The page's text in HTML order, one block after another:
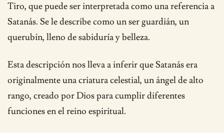
Tiro, que puede ser interpretada como una referencia a
Satanás. Se le describe como un ser guardián, un
querubín, lleno de sabiduría y belleza.
Esta descripción nos lleva a inferir que Satanás era
originalmente una criatura celestial, un ángel de alto
rango, creado por Dios para cumplir diferentes
funciones en el reino espiritual.